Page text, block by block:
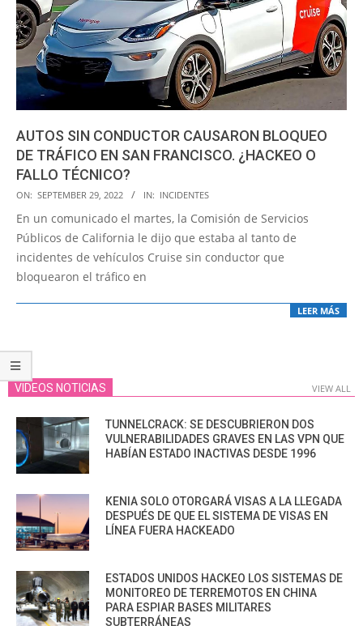
AUTOS SIN CONDUCTOR CAUSARON BLOQUEO
DE TRÁFICO EN SAN FRANCISCO. ¿HACKEO O
FALLO TÉCNICO?
2022-
09-
29
ON: SEPTEMBER 29, 2022 IN: INCIDENTES
En un comunicado el martes, la Comisión de Servicios
Públicos de California le dijo que estaba al tanto de
incidentes de vehículos Cruise sin conductor que
bloquearon el tráfico en
LEER MÁS
VIDEOS NOTICIAS VIEW ALL
TUNNELCRACK: SE DESCUBRIERON DOS
VULNERABILIDADES GRAVES EN LAS VPN QUE
HABÍAN ESTADO INACTIVAS DESDE 1996
KENIA SOLO OTORGARÁ VISAS A LA LLEGADA
DESPUÉS DE QUE EL SISTEMA DE VISAS EN
LÍNEA FUERA HACKEADO
ESTADOS UNIDOS HACKEO LOS SISTEMAS DE
MONITOREO DE TERREMOTOS EN CHINA
PARA ESPIAR BASES MILITARES
SUBTERRÁNEAS